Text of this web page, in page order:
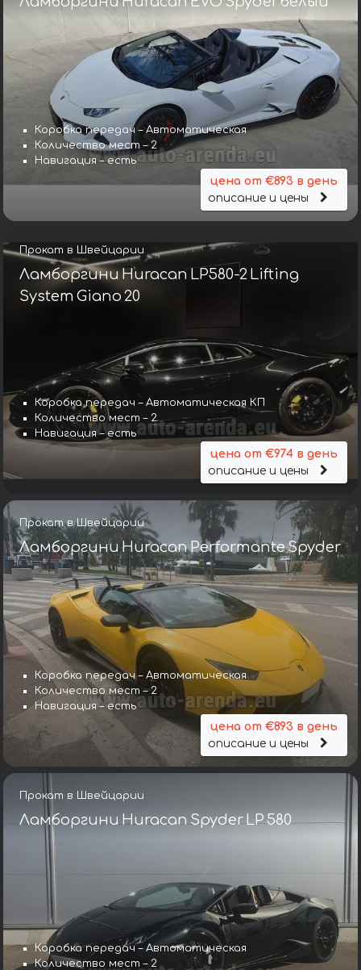
Коробка передач – Автоматическая
Количество мест – 2
Навигация – есть
цена от €893 в день
описание и цены
Прокат в Швейцарии
Ламборгини Huracan LP580-2 Lifting
System Giano 20
Коробка передач – Автоматическая КП
Количество мест – 2
Навигация – есть
цена от €974 в день
описание и цены
Прокат в Швейцарии
Ламборгини Huracan Performante Spyder
Коробка передач – Автоматическая
Количество мест – 2
Навигация – есть
цена от €893 в день
описание и цены
Прокат в Швейцарии
Ламборгини Huracan Spyder LP 580
Коробка передач – Автоматическая
Количество мест – 2